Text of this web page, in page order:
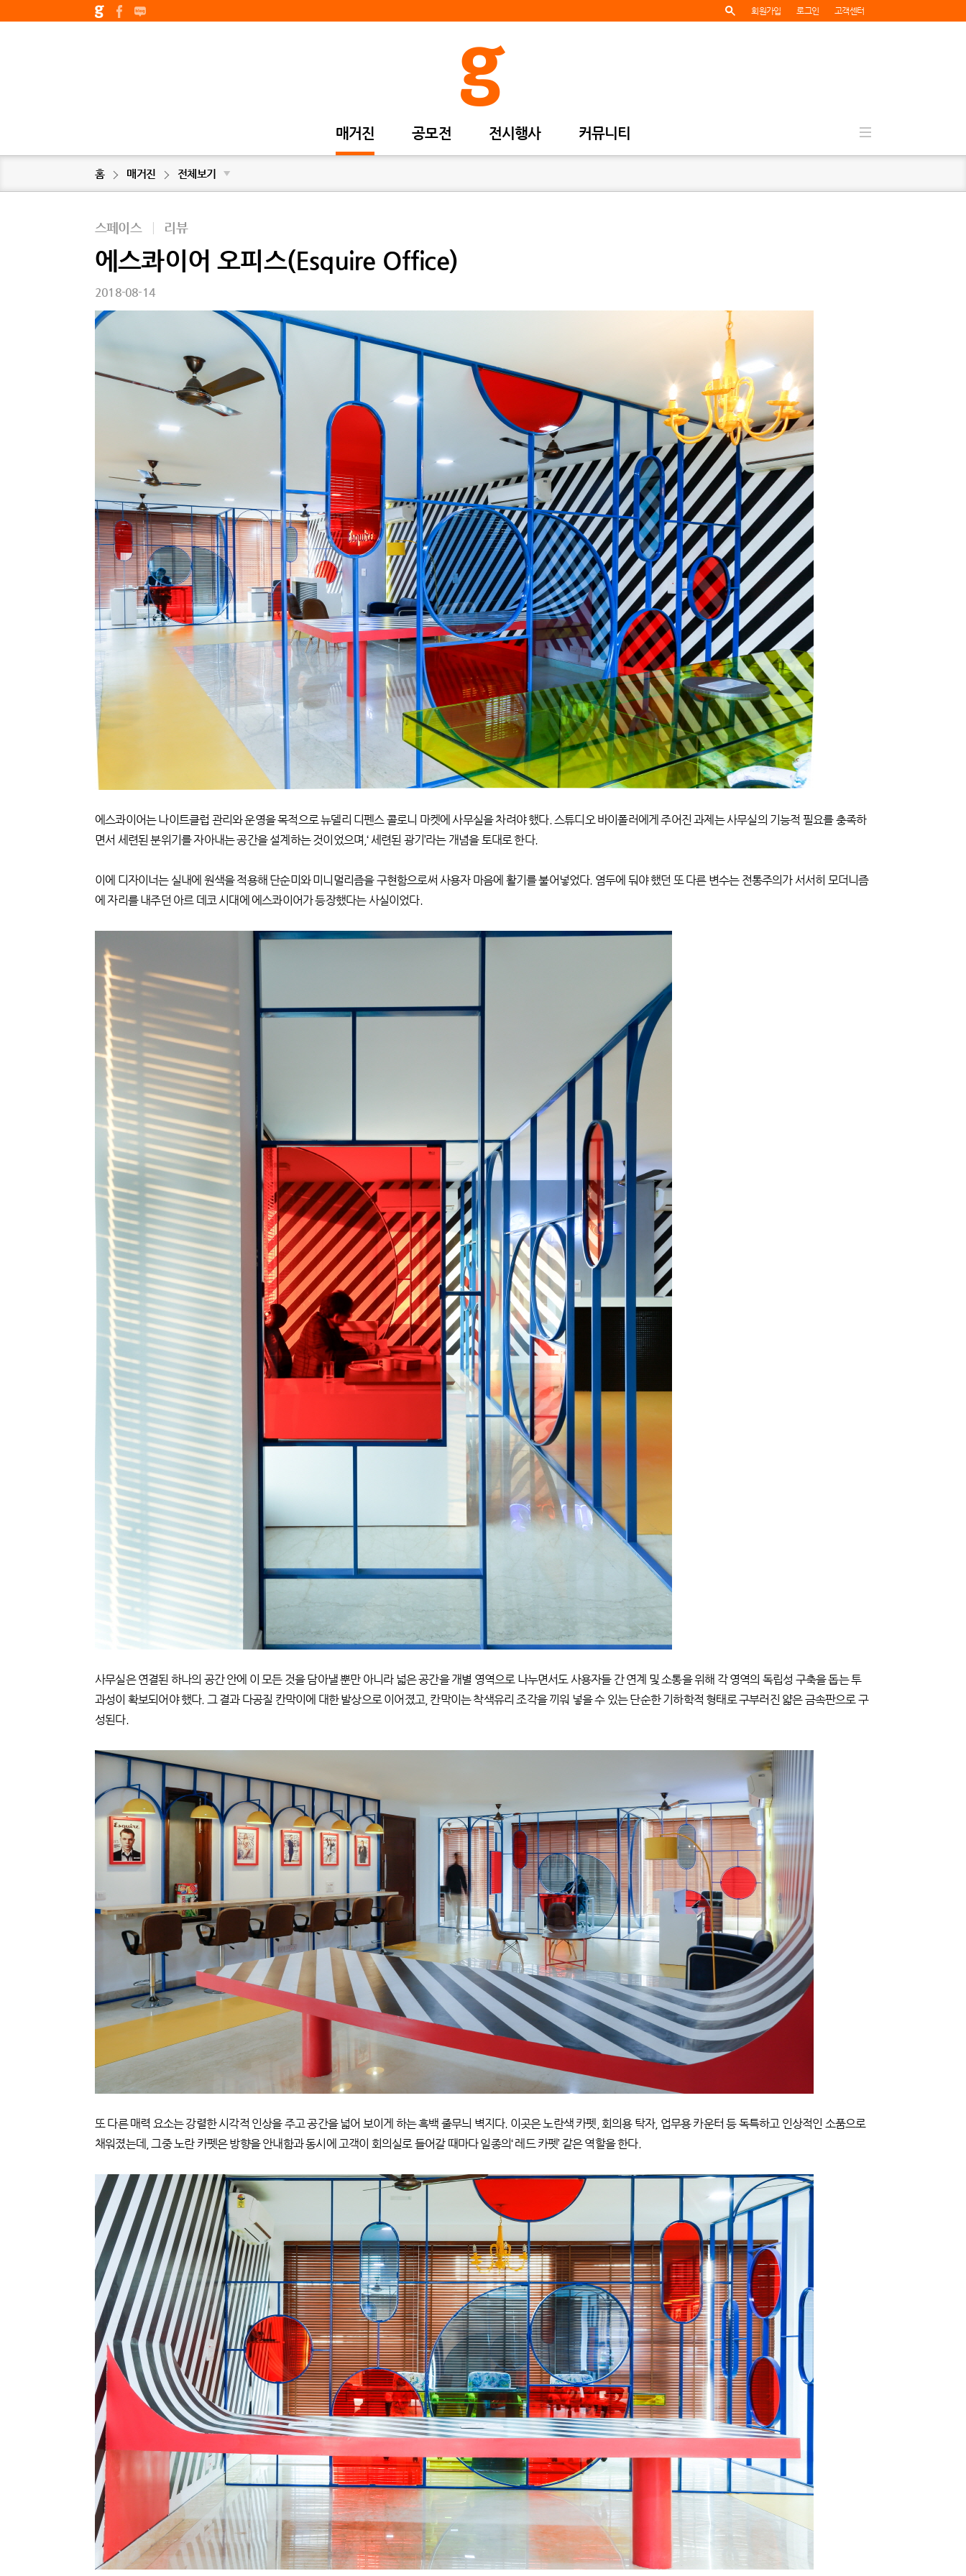
회원가입 로그인 고객센터
매거진 공모전 전시행사 커뮤니티
홈 매거진 전체보기 ▼
스페이스 리뷰
에스콰이어 오피스(Esquire Office)
2018-08-14
에스콰이어는 나이트클럽 관리와 운영을 목적으로 뉴델리 디펜스 콜로니 마켓에 사무실을 차려야 했다. 스튜디오 바이폴러에게 주어진 과제는 사무실의 기능적 필요를 충족하
면서 세련된 분위기를 자아내는 공간을 설계하는 것이었으며,‘ 세련된 광기’라는 개념을 토대로 한다.
이에 디자이너는 실내에 원색을 적용해 단순미와 미니멀리즘을 구현함으로써 사용자 마음에 활기를 불어넣었다. 염두에 둬야 했던 또 다른 변수는 전통주의가 서서히 모더니즘
에 자리를 내주던 아르 데코 시대에 에스콰이어가 등장했다는 사실이었다.
사무실은 연결된 하나의 공간 안에 이 모든 것을 담아낼 뿐만 아니라 넓은 공간을 개별 영역으로 나누면서도 사용자들 간 연계 및 소통을 위해 각 영역의 독립성 구축을 돕는 투
과성이 확보되어야 했다. 그 결과 다공질 칸막이에 대한 발상으로 이어졌고, 칸막이는 착색유리 조각을 끼워 넣을 수 있는 단순한 기하학적 형태로 구부러진 얇은 금속판으로 구
성된다.
또 다른 매력 요소는 강렬한 시각적 인상을 주고 공간을 넓어 보이게 하는 흑백 줄무늬 벽지다. 이곳은 노란색 카펫, 회의용 탁자, 업무용 카운터 등 독특하고 인상적인 소품으로
채워졌는데, 그중 노란 카펫은 방향을 안내함과 동시에 고객이 회의실로 들어갈 때마다 일종의‘ 레드 카펫’ 같은 역할을 한다.